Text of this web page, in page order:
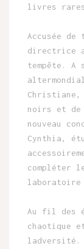
livres rares
Accusée
directrice
tempête. A
Christiane,
noirs et de
nouveau
Cynthia,
compléter
laboratoire
Au fil des
chaotique